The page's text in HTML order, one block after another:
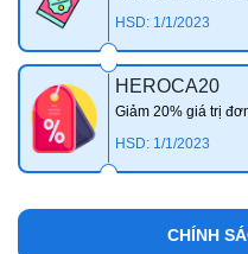
HSD: 1/1/2023
HEROCA20
Giảm 20% giá trị
HSD: 1/1/2023
CHÍNH